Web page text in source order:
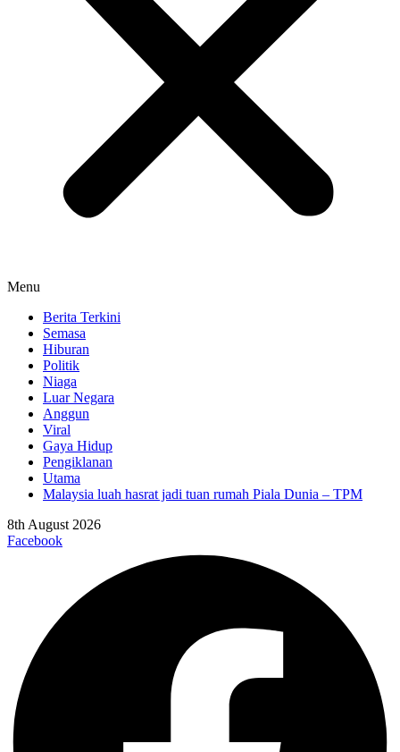
Menu
Berita Terkini
Semasa
Hiburan
Politik
Niaga
Luar Negara
Anggun
Viral
Gaya Hidup
Pengiklanan
Utama
Malaysia luah hasrat jadi tuan rumah Piala Dunia – TPM
8th August 2026
Facebook